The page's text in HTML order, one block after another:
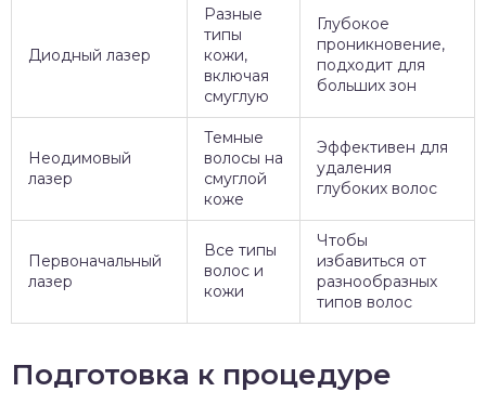
Диодный лазер
Разные
типы
кожи,
включая
смуглую
Глубокое
проникновение,
подходит для
больших зон
Неодимовый
лазер
Темные
волосы на
смуглой
коже
Эффективен для
удаления
глубоких волос
Первоначальный
лазер
Все типы
волос и
кожи
Чтобы
избавиться от
разнообразных
типов волос
Подготовка к процедуре